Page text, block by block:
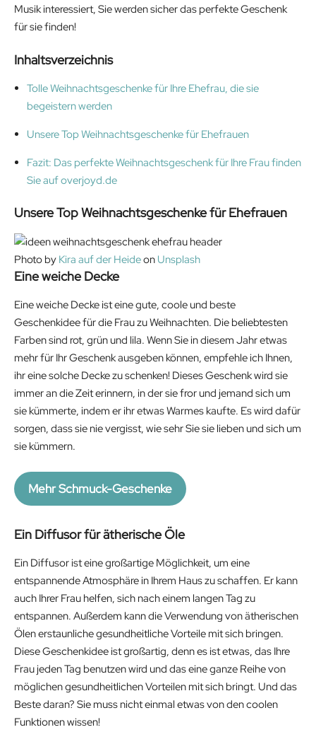
Musik interessiert, Sie werden sicher das perfekte Geschenk
für sie finden!
Inhaltsverzeichnis
Tolle Weihnachtsgeschenke für Ihre Ehefrau, die sie
begeistern werden
Unsere Top Weihnachtsgeschenke für Ehefrauen
Fazit: Das perfekte Weihnachtsgeschenk für Ihre Frau finden
Sie auf overjoyd.de
Unsere Top Weihnachtsgeschenke für Ehefrauen
Photo by Kira auf der Heideon Unsplash
Eine weiche Decke
Eine weiche Decke ist eine gute, coole und beste
Geschenkidee für die Frau zu Weihnachten. Die beliebtesten
Farben sind rot, grün und lila. Wenn Sie in diesem Jahr etwas
mehr für Ihr Geschenk ausgeben können, empfehle ich Ihnen,
ihr eine solche Decke zu schenken! Dieses Geschenk wird sie
immer an die Zeit erinnern, in der sie fror und jemand sich um
sie kümmerte, indem er ihr etwas Warmes kaufte. Es wird dafür
sorgen, dass sie nie vergisst, wie sehr Sie sie lieben und sich um
sie kümmern.
Mehr Schmuck-Geschenke
Ein Diffusor für ätherische Öle
Ein Diffusor ist eine großartige Möglichkeit, um eine
entspannende Atmosphäre in Ihrem Haus zu schaffen. Er kann
auch Ihrer Frau helfen, sich nach einem langen Tag zu
entspannen. Außerdem kann die Verwendung von ätherischen
Ölen erstaunliche gesundheitliche Vorteile mit sich bringen.
Diese Geschenkidee ist großartig, denn es ist etwas, das Ihre
Frau jeden Tag benutzen wird und das eine ganze Reihe von
möglichen gesundheitlichen Vorteilen mit sich bringt. Und das
Beste daran? Sie muss nicht einmal etwas von den coolen
Funktionen wissen!